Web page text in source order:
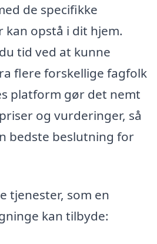
de specifikke
opstå i dit hjem.
tid ved at kunne
flere forskellige fagfolk
platform gør det nemt
og vurderinger, så
bedste beslutning for
tjenester, som en
kan tilbyde: